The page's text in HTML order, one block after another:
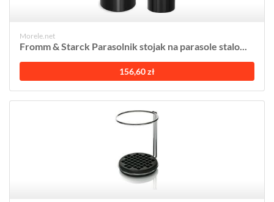
Morele.net
Fromm & Starck Parasolnik stojak na parasole stalo...
156,60 zł